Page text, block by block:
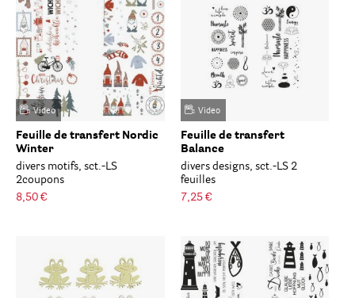
Video
Feuille de transfert Nordic
Winter
divers motifs, sct.-LS
2coupons
8,50 €
Video
Feuille de transfert
Balance
divers designs, sct.-LS 2
feuilles
7,25 €